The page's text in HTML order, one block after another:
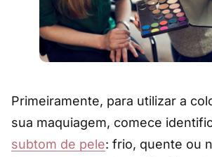
Primeiramente, para utilizar a
sua maquiagem, comece
subtom de pele: frio, quente ou